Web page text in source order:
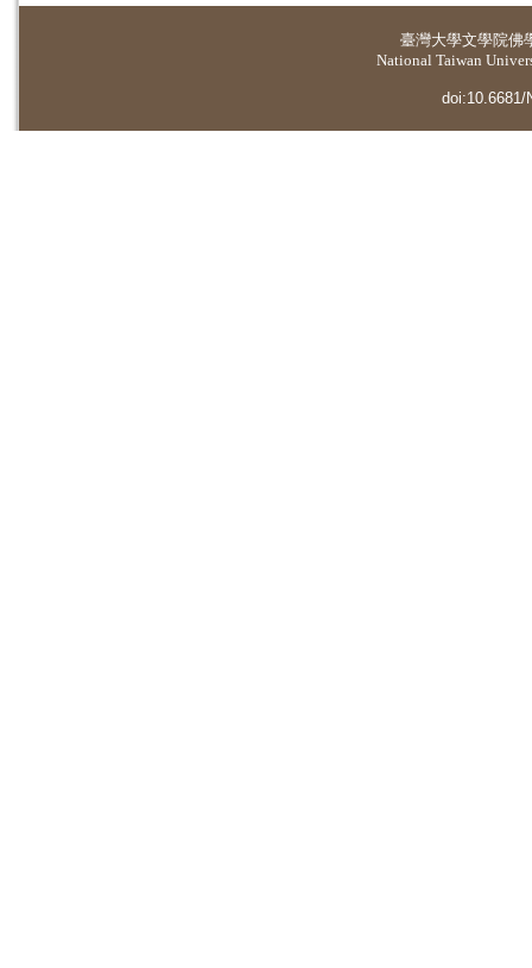
臺灣大學文學院佛
National Taiwan
doi:10.6681/